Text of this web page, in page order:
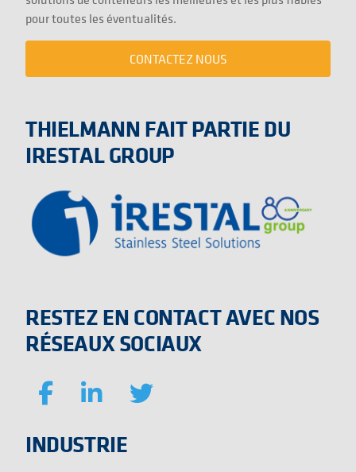
pour toutes les éventualités.
CONTACTEZ NOUS
THIELMANN FAIT PARTIE DU
IRESTAL GROUP
RESTEZ EN CONTACT AVEC NOS
RÉSEAUX SOCIAUX
INDUSTRIE